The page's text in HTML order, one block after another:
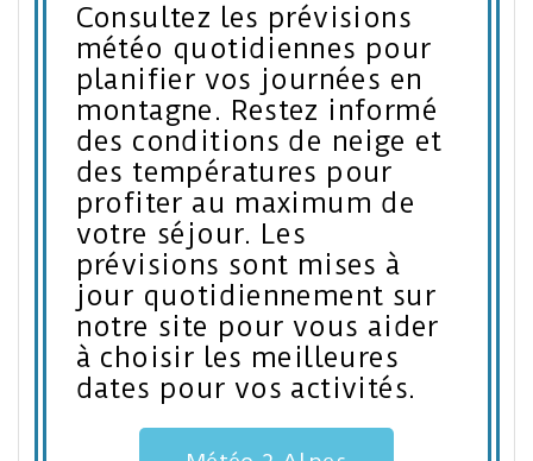
Consultez les prévisions
météo quotidiennes pour
planifier vos journées en
montagne. Restez informé
des conditions de neige et
des températures pour
profiter au maximum de
votre séjour. Les
prévisions sont mises à
jour quotidiennement sur
notre site pour vous aider
à choisir les meilleures
dates pour vos activités.